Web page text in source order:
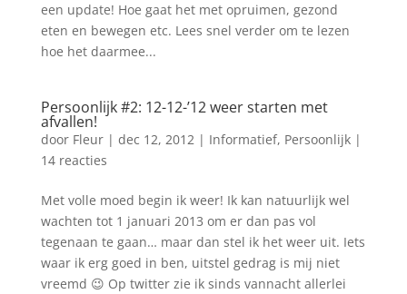
een update! Hoe gaat het met opruimen, gezond
eten en bewegen etc. Lees snel verder om te lezen
hoe het daarmee...
Persoonlijk #2: 12-12-’12 weer starten met
afvallen!
door Fleur| dec 12, 2012| Informatief, Persoonlijk|
14 reacties
Met volle moed begin ik weer! Ik kan natuurlijk wel
wachten tot 1 januari 2013 om er dan pas vol
tegenaan te gaan… maar dan stel ik het weer uit. Iets
waar ik erg goed in ben, uitstel gedrag is mij niet
vreemd 😉 Op twitter zie ik sinds vannacht allerlei